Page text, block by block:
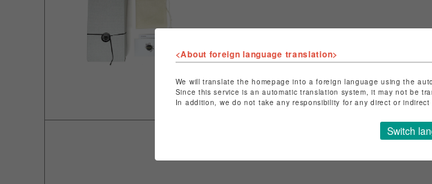
<About foreign language translation>
We will translate the homepage into a foreign language using the
Since this service is an automatic translation system, it may not be
In addition, we do not take any responsibility for any direct or
Switch